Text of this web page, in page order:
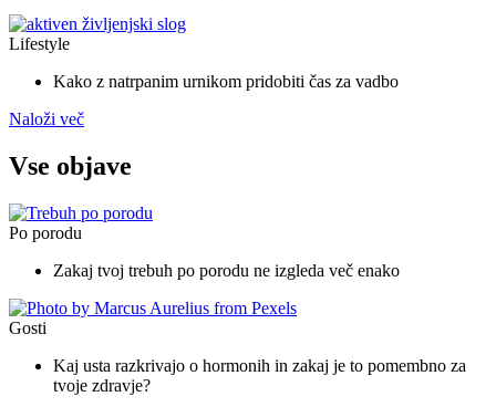
Lifestyle
Kako z natrpanim urnikom pridobiti čas za vadbo
Naloži več
Vse objave
Po porodu
Zakaj tvoj trebuh po porodu ne izgleda več enako
Gosti
Kaj usta razkrivajo o hormonih in zakaj je to pomembno za
tvoje zdravje?